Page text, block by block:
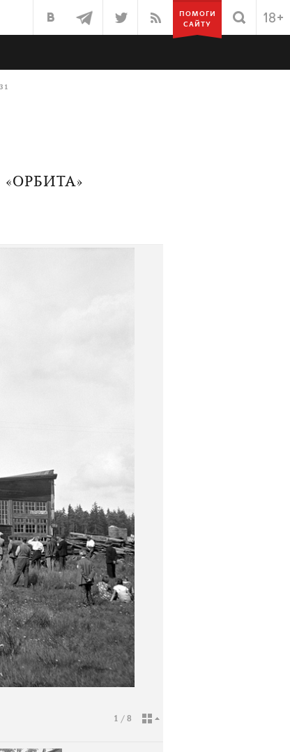
ПОМОГИ
САЙТУ
1 / 8